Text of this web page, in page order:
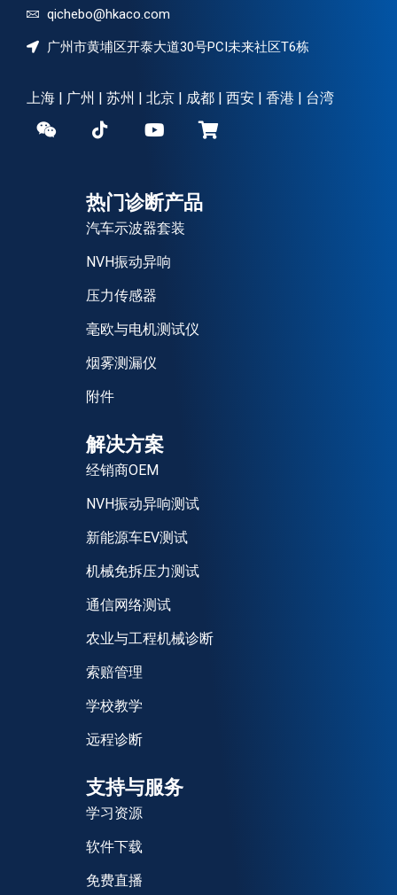
qichebo@hkaco.com
广州市黄埔区开泰大道30号PCI未来社区T6栋
上海 | 广州 | 苏州 | 北京 | 成都 | 西安 | 香港 | 台湾
热门诊断产品
汽车示波器套装
NVH振动异响
压力传感器
毫欧与电机测试仪
烟雾测漏仪
附件
解决方案
经销商OEM
NVH振动异响测试
新能源车EV测试
机械免拆压力测试
通信网络测试
农业与工程机械诊断
索赔管理
学校教学
远程诊断
支持与服务
学习资源
软件下载
免费直播